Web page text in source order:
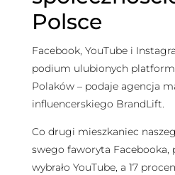
Polsce
Facebook, YouTube i
podium ulubionych platform
Polaków – podaje agencja
influencerskiego BrandLift.
Co drugi mieszkaniec
swego faworyta Facebooka,
wybrało YouTube, a 17